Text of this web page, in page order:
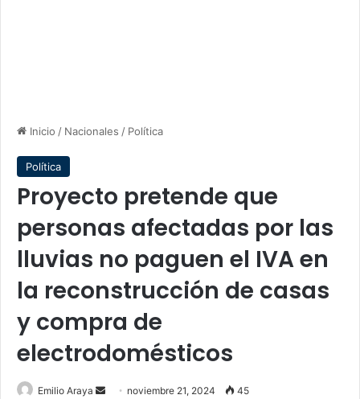
Inicio / Nacionales / Política
Política
Proyecto pretende que
personas afectadas por las
lluvias no paguen el IVA en
la reconstrucción de casas
y compra de
electrodomésticos
Emilio Araya
Send noviembre 21, 2024 45